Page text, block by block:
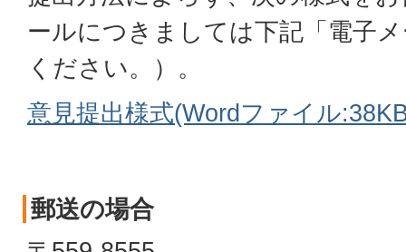
ールにつきましては下記「電子
ください。）。
意見提出様式(Wordファイル
郵送の場合